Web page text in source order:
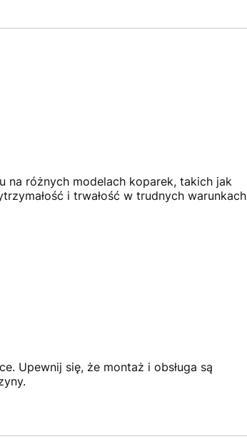
na różnych modelach koparek, takich jak
i trwałość w trudnych warunkach
Upewnij się, że montaż i obsługa są